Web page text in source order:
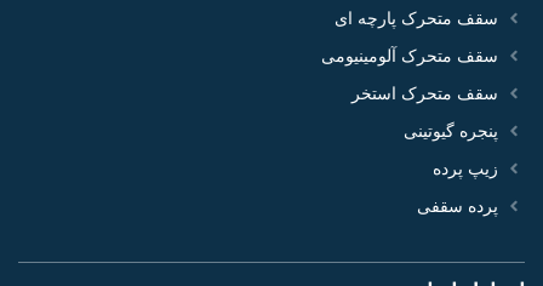
سقف متحرک پارچه ای
سقف متحرک آلومینیومی
سقف متحرک استخر
پنجره گیوتینی
زیپ پرده
پرده سقفی